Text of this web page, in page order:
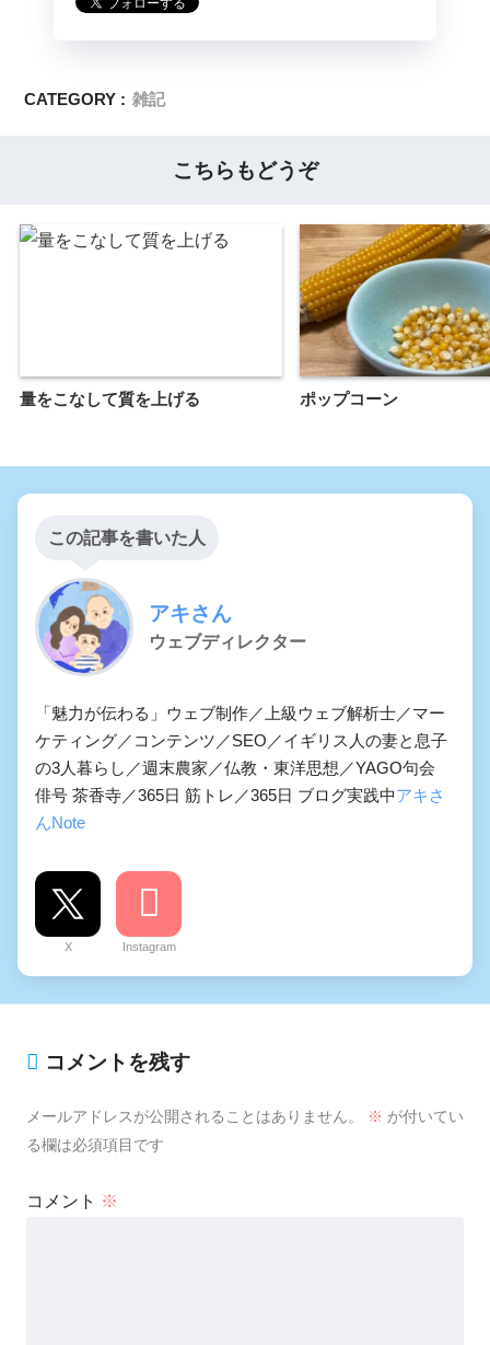
CATEGORY : 雑記
こちらもどうぞ
量をこなして質を上げる ポップコーン
この記事を書いた人
アキさん
ウェブディレクター
「魅力が伝わる」ウェブ制作／上級ウェブ解析士／マー
ケティング／コンテンツ／SEO／イギリス人の妻と息子
の3人暮らし／週末農家／仏教・東洋思想／YAGO句会
俳号 茶香寺／365日 筋トレ／365日 ブログ実践中アキさ
んNote
X Instagram
コメントを残す
メールアドレスが公開されることはありません。 ※ が付いてい
る欄は必須項目です
コメント ※